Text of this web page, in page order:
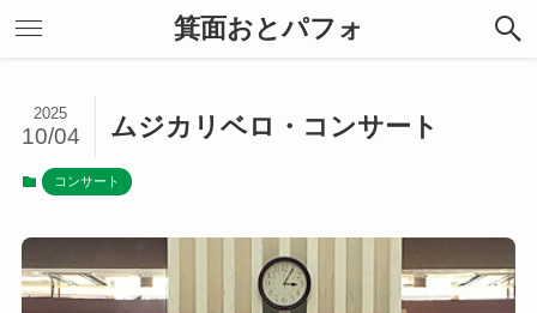
箕面おとパフォ
ムジカリベロ・コンサート
2025
10/04
コンサート